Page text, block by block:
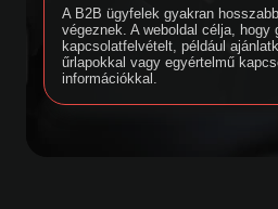
A B2B ügyfelek gyakran
végeznek. A weboldal célja, hogy
kapcsolatfelvételt, például
űrlapokkal vagy egyértelmű
információkkal.